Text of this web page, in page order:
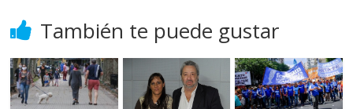
También te puede gustar